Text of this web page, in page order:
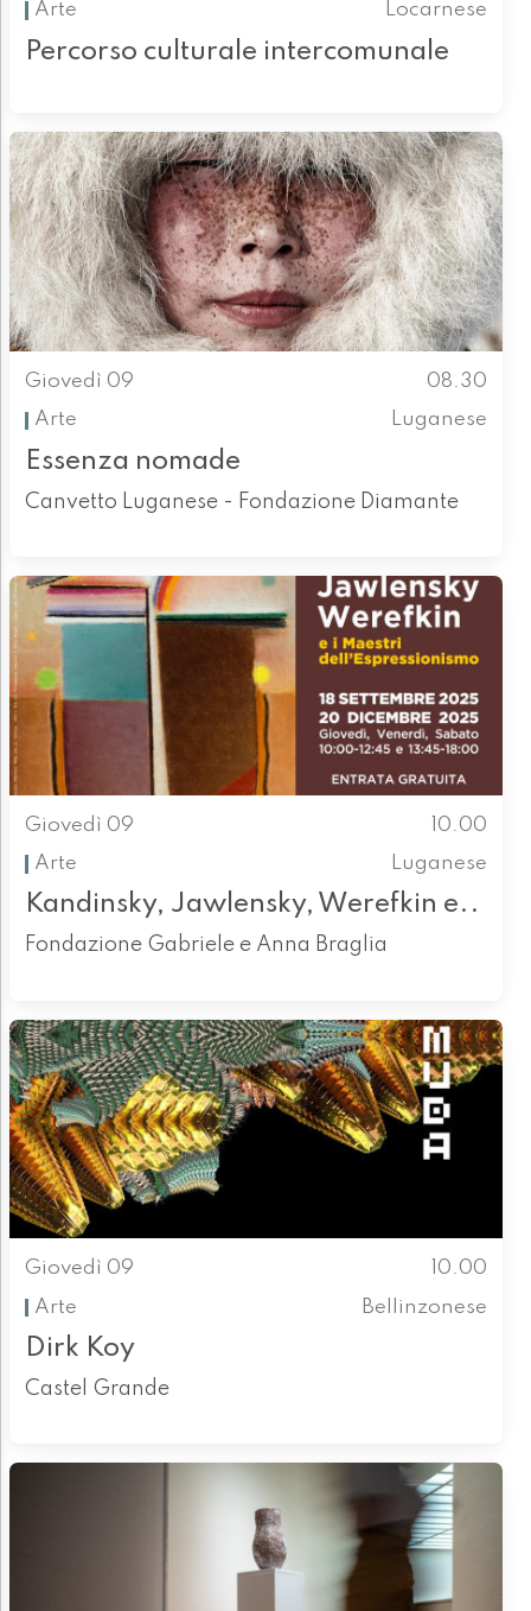
Arte Locarnese
Percorso culturale intercomunale
Giovedì 09
08.30
Arte
Luganese
Essenza nomade
Canvetto Luganese - Fondazione Diamante
Giovedì 09
10.00
Arte
Luganese
Kandinsky, Jawlensky, Werefkin e..
Fondazione Gabriele e Anna Braglia
Giovedì 09
10.00
Arte
Bellinzonese
Dirk Koy
Castel Grande